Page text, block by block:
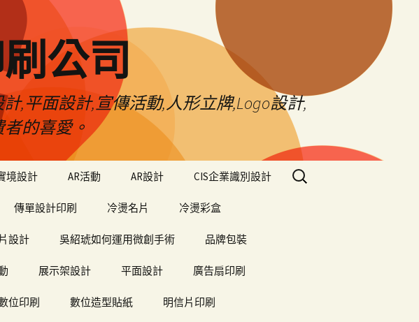
公司
,平面設計,宣傳活動,人形立牌,Logo設計,
的喜愛。
境設計 AR活動 AR設計 CIS企業識別設計
傳單設計印刷 冷燙名片 冷燙彩盒
設計 吳紹琥如何運用微創手術 品牌包裝
展示架設計 平面設計 廣告扇印刷
位印刷 數位造型貼紙 明信片印刷
搜
尋